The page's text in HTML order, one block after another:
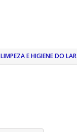
LIMPEZA E HIGIENE DO LAR